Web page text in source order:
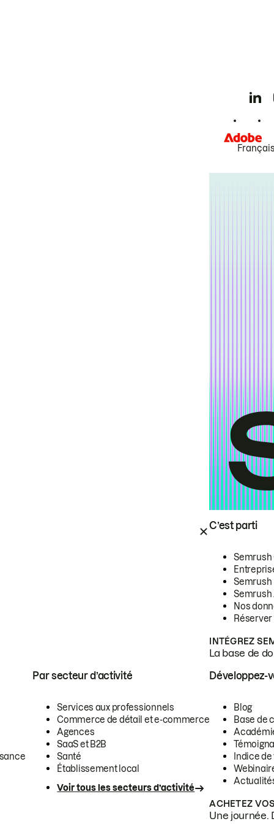
C’est parti
Semrush
Semrush
Semrush
Nos
INTÉGREZ
La base de
Par secteur d’activité
Services aux professionnels
Commerce de détail et e-commerce
Agences
SaaS et B2B
Santé
Établissement local
Voir tous les secteurs d’activité
Développez-
Blog
Base de
Indice
ACHETEZ
Une journée.